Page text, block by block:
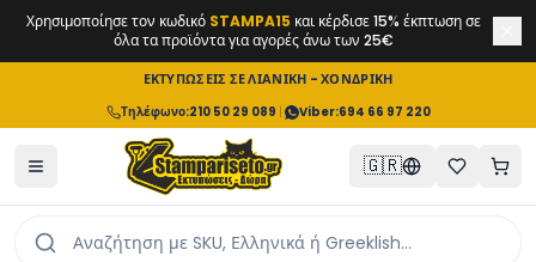
Χρησιμοποίησε τον κωδικό STAMPA15 και κέρδισε 15% έκπτωση σε
όλα τα προϊόντα για αγορές άνω των 25€
ΕΚΤΥΠΩΣΕΙΣ ΣΕ ΛΙΑΝΙΚΗ - ΧΟΝΔΡΙΚΗ
Τηλέφωνο:210 50 29 089 | Viber:694 66 97 220
🇬🇷